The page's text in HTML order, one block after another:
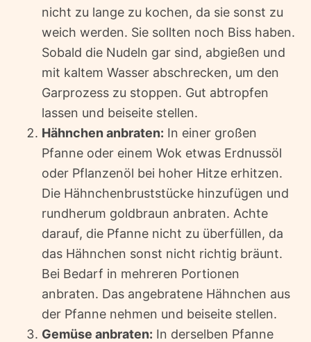
nicht zu lange zu kochen, da sie sonst zu
weich werden. Sie sollten noch Biss haben.
Sobald die Nudeln gar sind, abgießen und
mit kaltem Wasser abschrecken, um den
Garprozess zu stoppen. Gut abtropfen
lassen und beiseite stellen.
Hähnchen anbraten: In einer großen
Pfanne oder einem Wok etwas Erdnussöl
oder Pflanzenöl bei hoher Hitze erhitzen.
Die Hähnchenbruststücke hinzufügen und
rundherum goldbraun anbraten. Achte
darauf, die Pfanne nicht zu überfüllen, da
das Hähnchen sonst nicht richtig bräunt.
Bei Bedarf in mehreren Portionen
anbraten. Das angebratene Hähnchen aus
der Pfanne nehmen und beiseite stellen.
Gemüse anbraten: In derselben Pfanne